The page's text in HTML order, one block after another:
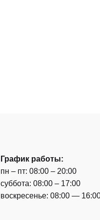
График работы:
пн – пт: 08:00 – 20:00
суббота: 08:00 – 17:00
воскресенье: 08:00 —